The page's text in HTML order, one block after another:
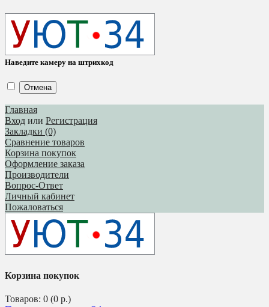
Наведите камеру на штрихкод
Отмена
Главная
Вход или Регистрация
Закладки (0)
Сравнение товаров
Корзина покупок
Оформление заказа
Производители
Вопрос-Ответ
Личный кабинет
Пожаловаться
Корзина покупок
Товаров: 0 (0 р.)